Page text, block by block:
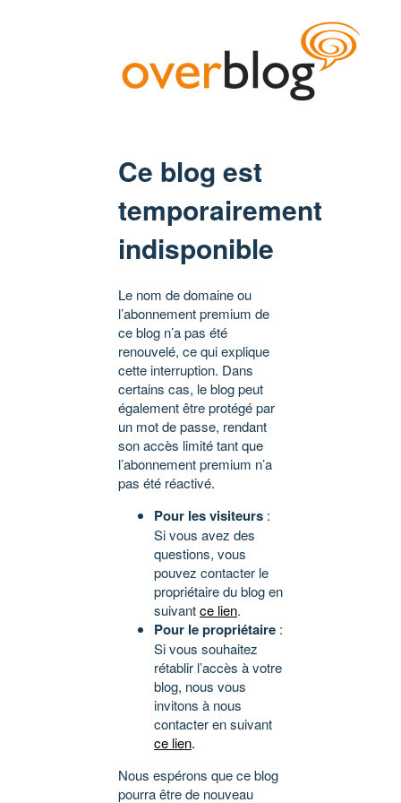
Ce blog est
temporairement
indisponible
Le nom de domaine ou
l’abonnement premium de
ce blog n’a pas été
renouvelé, ce qui explique
cette interruption. Dans
certains cas, le blog peut
également être protégé par
un mot de passe, rendant
son accès limité tant que
l’abonnement premium n’a
pas été réactivé.
Pour les visiteurs :
Si vous avez des
questions, vous
pouvez contacter le
propriétaire du blog en
suivantce lien.
Pour le propriétaire :
Si vous souhaitez
rétablir l’accès à votre
blog, nous vous
invitons à nous
contacter en suivant
ce lien.
Nous espérons que ce blog
pourra être de nouveau